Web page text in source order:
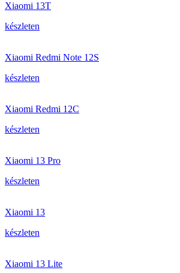
Xiaomi 13T
készleten
Xiaomi Redmi Note 12S
készleten
Xiaomi Redmi 12C
készleten
Xiaomi 13 Pro
készleten
Xiaomi 13
készleten
Xiaomi 13 Lite